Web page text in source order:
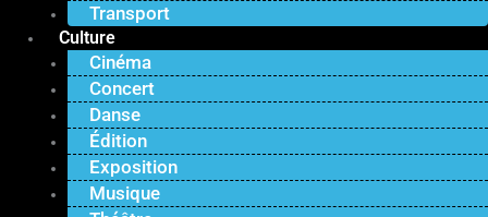
Transport
Culture
Cinéma
Concert
Danse
Édition
Exposition
Musique